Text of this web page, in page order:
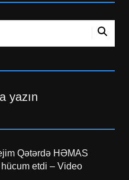
yazın
Qətərdə HƏMAS
etdi – Video